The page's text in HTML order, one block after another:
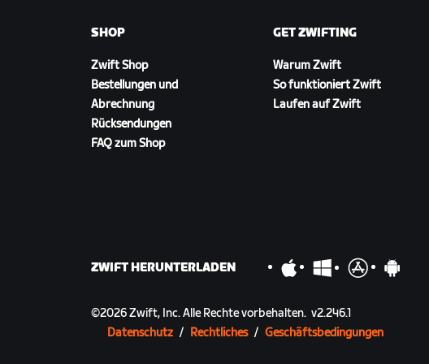
SHOP
Zwift Shop
Bestellungen und
Abrechnung
Rücksendungen
FAQ zum Shop
GET ZWIFTING
Warum Zwift
So funktioniert Zwift
Laufen auf Zwift
ZWIFT HERUNTERLADEN
©2026Zwift, Inc.Alle Rechte vorbehalten. v2.246.1
Datenschutz / Rechtliches / Geschäftsbedingungen